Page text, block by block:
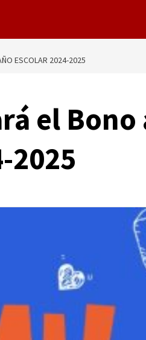
ESCOLAR 2024-2025
el Bono
2025